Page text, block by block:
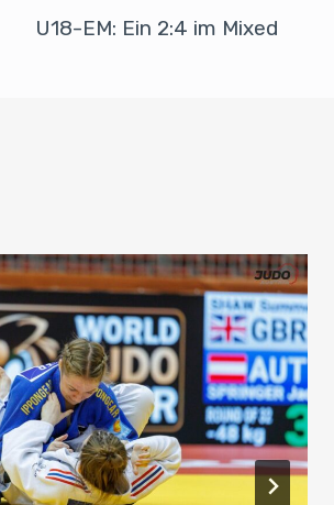
U18-EM: Ein 2:4 im Mixed